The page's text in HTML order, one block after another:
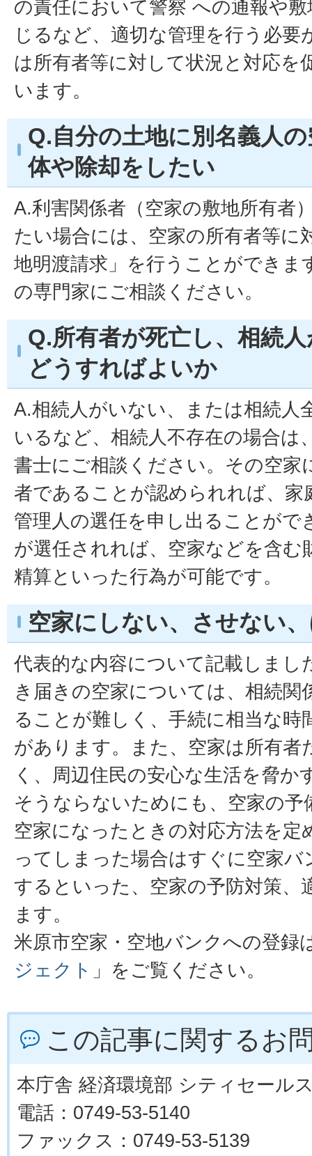
の責任において警察 への通報や
じるなど、適切な管理を行う必要
は所有者等に対して状況と対応を
います。
Q.自分の土地に別名義人
体や除却をしたい
A.利害関係者（空家の敷地所有者
たい場合には、空家の所有者等に
地明渡請求」を行うことができま
の専門家にご相談ください。
Q.所有者が死亡し、相続
どうすればよいか
A.相続人がいない、または相続人
いるなど、相続人不存在の場合は
書士にご相談ください。その空家
者であることが認められれば、家
管理人の選任を申し出ることがで
が選任されれば、空家などを含む
精算といった行為が可能です。
空家にしない、させない
代表的な内容について記載しまし
き届きの空家については、相続関
ることが難しく、手続に相当な時
があります。また、空家は所有者
く、周辺住民の安心な生活を脅か
そうならないためにも、空家の予
空家になったときの対応方法を定
ってしまった場合はすぐに空家バ
するといった、空家の予防対策、
ます。
米原市空家・空地バンクへの登録
ジェクト 」をご覧ください。
この記事に関するお
本庁舎 経済環境部 シティセール
電話：0749-53-5140
ファックス：0749-53-5139